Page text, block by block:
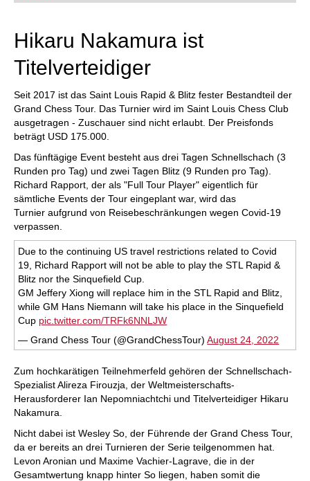
individueller als je zuvor.
Hikaru Nakamura ist
Titelverteidiger
Seit 2017 ist das Saint Louis Rapid & Blitz fester Bestandteil der
Grand Chess Tour. Das Turnier wird im Saint Louis Chess Club
ausgetragen - Zuschauer sind nicht erlaubt. Der Preisfonds
beträgt USD 175.000.
Das fünftägige Event besteht aus drei Tagen Schnellschach (3
Runden pro Tag) und zwei Tagen Blitz (9 Runden pro Tag).
Richard Rapport, der als "Full Tour Player" eigentlich für
sämtliche Events der Tour eingeplant war, wird das
Turnier aufgrund von Reisebeschränkungen wegen Covid-19
verpassen.
Due to the continuing US travel restrictions related to Covid
19, Richard Rapport will not be able to play the STL Rapid &
Blitz nor the Sinquefield Cup.
GM Jeffery Xiong will replace him in the STL Rapid and Blitz,
while GM Hans Niemann will take his place in the Sinquefield
Cup pic.twitter.com/TRFk6NNLJW
— Grand Chess Tour (@GrandChessTour)August 24, 2022
Zum hochkarätigen Teilnehmerfeld gehören der Schnellschach-
Spezialist Alireza Firouzja, der Weltmeisterschafts-
Herausforderer Ian Nepomniachtchi und Titelverteidiger Hikaru
Nakamura.
Nicht dabei ist Wesley So, der Führende der Grand Chess Tour,
da er bereits an drei Turnieren der Serie teilgenommen hat.
Levon Aronian und Maxime Vachier-Lagrave, die in der
Gesamtwertung knapp hinter So liegen, haben somit die